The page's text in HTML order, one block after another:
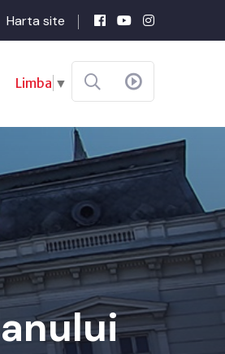
Harta site
Limba ▼